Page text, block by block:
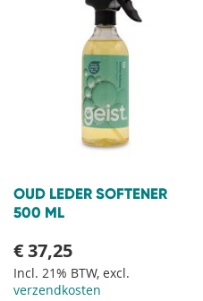
VERLANGLIJST
OUD LEDER SOFTENER
500 ML
€ 37,25
Incl. 21% BTW, excl.
verzendkosten